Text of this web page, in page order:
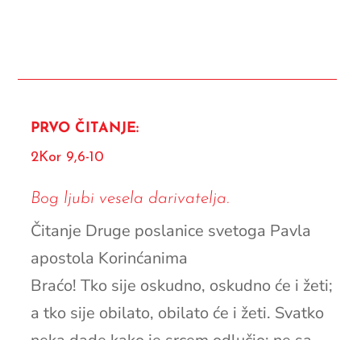
PRVO ČITANJE:
2Kor 9,6-10
Bog ljubi vesela darivatelja.
Čitanje Druge poslanice svetoga Pavla
apostola Korinćanima
Braćo! Tko sije oskudno, oskudno će i žeti;
a tko sije obilato, obilato će i žeti. Svatko